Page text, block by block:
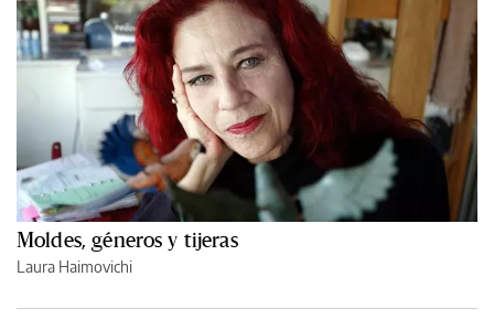
Moldes, géneros y tijeras
Laura Haimovichi